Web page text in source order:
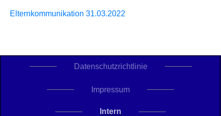
Elternkommunikation 31.03.2022
Datenschutzrichtlinie
Impressum
Intern